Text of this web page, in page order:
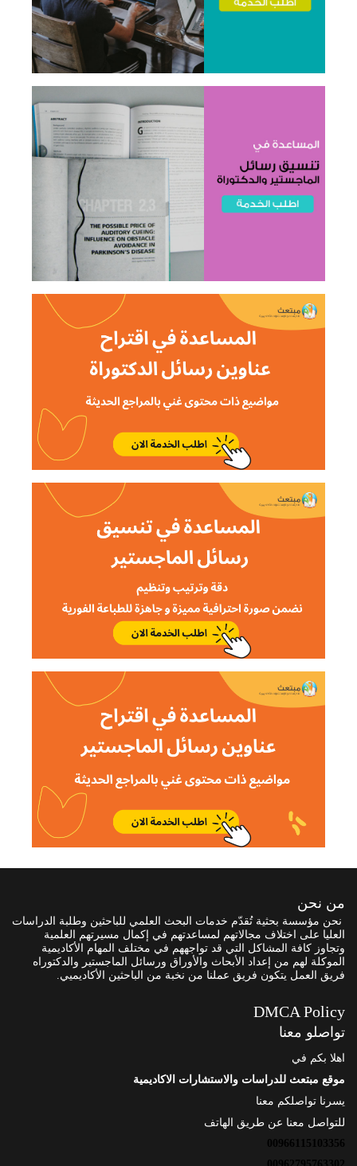
من نحن
نحن مؤسسة بحثية تُقدّم خدمات البحث العلمي للباحثين وطلبة الدراسات
العليا على اختلاف مجالاتهم لمساعدتهم في إكمال مسيرتهم العلمية
وتجاوز كافة المشاكل التي قد تواجههم في مختلف المهام الأكاديمية
الموكلة لهم من إعداد الأبحاث والأوراق ورسائل الماجستير والدكتوراه
فريق العمل يتكون فريق عملنا من نخبة من الباحثين الأكاديميي.
DMCA Policy
تواصلو معنا
اهلا بكم في
موقع مبتعث للدراسات والاستشارات الاكاديمية
يسرنا تواصلكم معنا
للتواصل معنا عن طريق الهاتف
00966115103356